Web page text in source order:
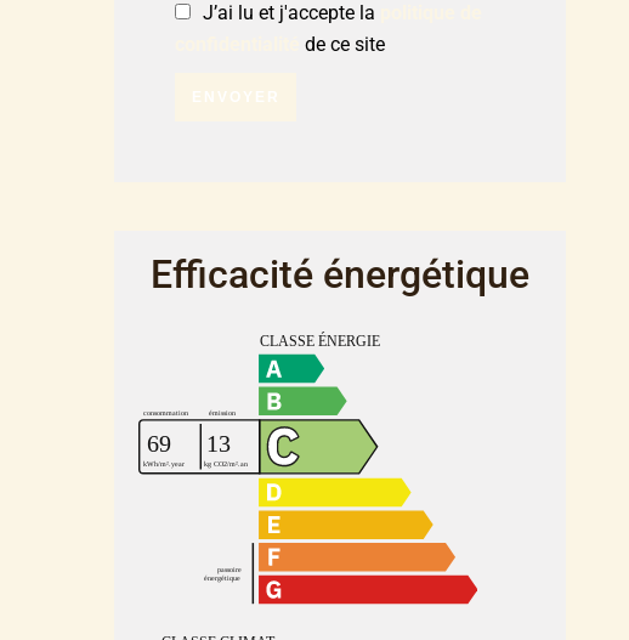
J’ai lu et j'accepte la
de ce site
ENVOYER
Efficacité énergétique